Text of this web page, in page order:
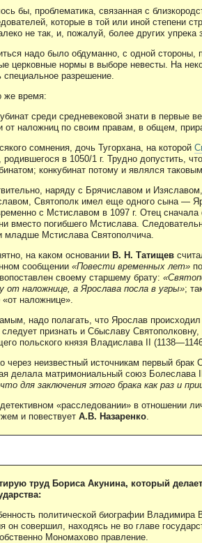
бы, проблематика, связанная с
которые в той или иной степени
не так, и, пожалуй, более других
надо было обдуманно, с одной
церковные нормы в выборе невесты. На
специальное разрешение.
же время:
среди средневековой знати в первые
от наложниц по своим правам, в общем,
сомнения, дочь Тугорхана, на которой
родившегося в 1050/1 г. Трудно допустить,
конкубинат потому и являлся
наряду с Брячиславом и
Святополк имел еще одного сына —
с Мстиславом в 1097 г. Отец
вместо погибшего Мстислава.
младше Мстислава Святополчича.
на каком основании В. Н. Татищев
сообщении «Повести временных лет»
своему старшему брату:
от наложнице, а Ярослава посла в угры»;
«от наложнице».
надо полагать, что Ярослав
следует признать и Сбыславу
польского князя Владислава II
через неизвестный источникам первый брак
делала матримониальный союз
для заключения этого брака как раз и
«расследовании» в отношении
и повествует А.В. Назаренко
труд Бориса Акунина, который
политической биографии
он совершил, находясь не во главе
Мономахово правление.